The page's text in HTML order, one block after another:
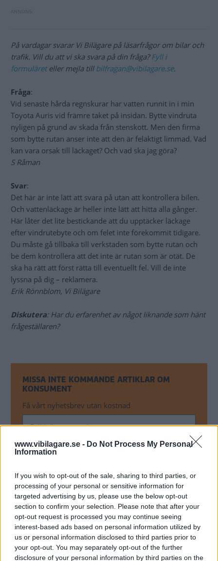
www.vibilagare.se - Do Not Process My Personal
Information
If you wish to opt-out of the sale, sharing to third parties, or
processing of your personal or sensitive information for
targeted advertising by us, please use the below opt-out
section to confirm your selection. Please note that after your
opt-out request is processed you may continue seeing
interest-based ads based on personal information utilized by
us or personal information disclosed to third parties prior to
your opt-out. You may separately opt-out of the further
disclosure of your personal information by third parties on the
På vardagar svarar Vi Bilägare på läsarfrågor om bilar och
trafik. Vill du att vi ska svara på din fråga?Fyll i
formuläreteller mejla till bilfragan@vibilagare.se.
Fråga:
Vid senaste hårda regnskurar har vatten runnit in i min
Toyota Auris vid främre taket på insidan. Bytte vindruta
nyligen på grund av skada från stenskott. Men den firma
som bytte rutan anser inte att den är felaktigt limmad. Vad
kan vara orsak till läckaget? Och vad ska jag göra?
S Råman
Svar:
Det här är inte lätt att svara på utan att kontrollera bilen.
Och vattenläckage är heller inte lätt att hitta alla gånger.
Här låter det lite bestickande att du upptäcker läckage
efter vindrutebyte och om felet inte förekommit tidigare.
Du måste gå tillbaka till verkstaden som bytte rutan och
be dem kontrollera att det inte är rutan som är otät. De
ska ha rätt att först rätta till eventuellt fel. Vill de inte
lyssna på dig – reklamera.
Erik Rönnblom, Vi Bilägare
Diskutera: Har du erfarenhet av något liknande som hänt
frågeställaren?
MISSA INTE KOMMANDE ARTIKLAR OM
KONSUMENT
Få vårt nyhetsbrev utan kostnad
Genom att anmäla dig godkänner du OK-förlagets
personuppgiftspolicy.
ÄMNEN I ARTIKELN
Bilfrågan